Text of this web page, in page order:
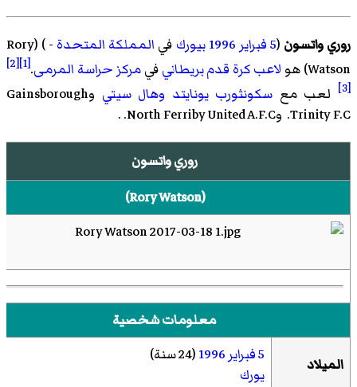
روري واتسون (5 فبراير 1996 بيورك في المملكة المتحدة - ) (
Rory
Watson)‏ هو لاعب كرة قدمبريطانيفيمركز حراسة المرمى.
[1]
[2]
[3]
لعب مع سكونثورب يونايتد وهال سيتي
وGainsborough
Trinity F.C. وNorth Ferriby United A.F.C. .
روري واتسون
(
Rory Watson
)‏
معلومات شخصية
الميلاد 5 فبراير 1996(24 سنة)
يورك